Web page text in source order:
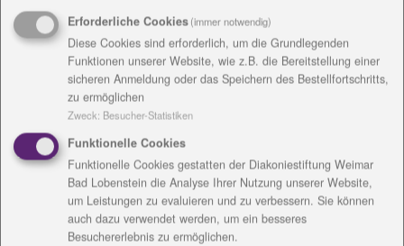
Rechnungsanschrift
Kontakt
Erforderliche Cookies(immer notwendig)
Diese Cookies sind erforderlich, um die Grundlegenden
Funktionen unserer Website, wie z.B. die Bereitstellung einer
sicheren Anmeldung oder das Speichern des Bestellfortschritts,
zu ermöglichen
Zweck: Besucher-Statistiken
Funktionelle Cookies
Funktionelle Cookies gestatten der Diakoniestiftung Weimar
Bad Lobenstein die Analyse Ihrer Nutzung unserer Website,
um Leistungen zu evaluieren und zu verbessern. Sie können
auch dazu verwendet werden, um ein besseres
Besuchererlebnis zu ermöglichen.